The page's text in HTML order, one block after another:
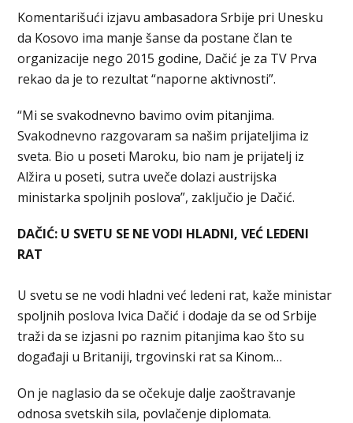
Komentarišući izjavu ambasadora Srbije pri Unesku
da Kosovo ima manje šanse da postane član te
organizacije nego 2015 godine, Dačić je za TV Prva
rekao da je to rezultat “naporne aktivnosti”.
“Mi se svakodnevno bavimo ovim pitanjima.
Svakodnevno razgovaram sa našim prijateljima iz
sveta. Bio u poseti Maroku, bio nam je prijatelj iz
Alžira u poseti, sutra uveče dolazi austrijska
ministarka spoljnih poslova”, zaključio je Dačić.
DAČIĆ: U SVETU SE NE VODI HLADNI, VEĆ LEDENI
RAT
U svetu se ne vodi hladni već ledeni rat, kaže ministar
spoljnih poslova Ivica Dačić i dodaje da se od Srbije
traži da se izjasni po raznim pitanjima kao što su
događaji u Britaniji, trgovinski rat sa Kinom…
On je naglasio da se očekuje dalje zaoštravanje
odnosa svetskih sila, povlačenje diplomata.